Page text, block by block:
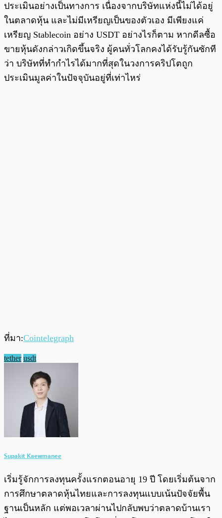
ประเมินอย่างเป็นทางการ เนื่องจากบริษัทแห่งนี้ไม่ได้อยู่
ในตลาดหุ้น และไม่มีเหรียญเป็นของตัวเอง มีเพียงแค่
เหรียญ Stablecoin อย่าง USDT อย่างไรก็ตาม หากดีลซื้อ
ขายหุ้นดังกล่าวเกิดขึ้นจริง ผู้คนทั่วโลกคงได้รับรู้กันซักที
ว่า บริษัทที่ทำกำไรได้มากที่สุดในวงการคริปโตถูก
ประเมินมูลค่าในปัจจุบันอยู่ที่เท่าไหร่
ที่มา:Cointelegraph
tether usdt
Supakit Kaewmanee
เริ่มรู้จักการลงทุนครั้งแรกตอนอายุ 19 ปี โดยเริ่มต้นจาก
การศึกษาตลาดหุ้นไทยและการลงทุนแบบเน้นปัจจัยพื้น
ฐานเป็นหลัก แต่พอเวลาผ่านไปกลับพบว่าตลาดบ้านเรา